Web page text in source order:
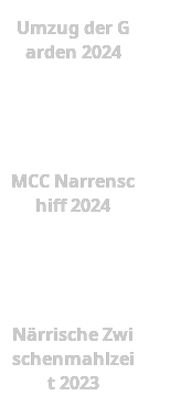
Umzug der G
arden 2024
MCC Narrensc
hiff 2024
Närrische Zwi
schenmahlzei
t 2023